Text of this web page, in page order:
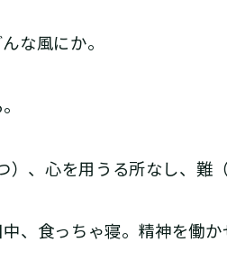
な風にか。
）、心を用うる所なし、難
、食っちゃ寝。精神を働